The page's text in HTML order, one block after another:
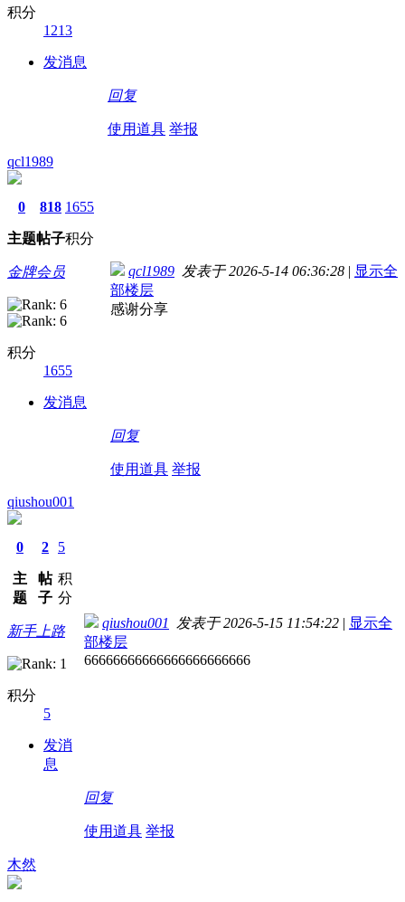
积分
1213
发消息
回复
使用道具 举报
qcl1989
0
主题
818
帖子
1655
积分
金牌会员
积分
1655
发消息
qcl1989 发表于 2026-5-14 06:36:28 | 显示全
部楼层
感谢分享
回复
使用道具 举报
qiushou001
0
主
题
2
帖
子
5
积
分
新手上路
积分
5
发消
息
qiushou001 发表于 2026-5-15 11:54:22 | 显示全
部楼层
66666666666666666666666
回复
使用道具 举报
木然